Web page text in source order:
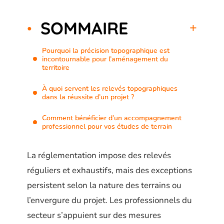
SOMMAIRE
Pourquoi la précision topographique est
incontournable pour l’aménagement du
territoire
À quoi servent les relevés topographiques
dans la réussite d’un projet ?
Comment bénéficier d’un accompagnement
professionnel pour vos études de terrain
La réglementation impose des relevés
réguliers et exhaustifs, mais des exceptions
persistent selon la nature des terrains ou
l’envergure du projet. Les professionnels du
secteur s’appuient sur des mesures